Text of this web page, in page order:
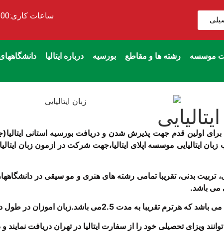
ساعات کاری:9:00-18:00
موسسه رشته ها و مقاطع بورسیه درباره ایتالیا دانشگاههای
برای اولین قدم جهت پذیرش شدن و دریافت بورسیه استانی
مجرب زبان ایتالیایی موسسه اپلای ایتالیا،جهت شرکت در ازمون
بدنی، تقریبا تمامی رشته های هنری و مو سیقی در
می باشد.
ویزای تحصیلی خود را از سفارت ایتالیا در تهران دریافت نمایند